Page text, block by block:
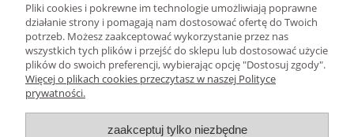
« 1 2 3 4 5 ... 9 »
Pomoc
Moje konto
Pliki cookies i pokrewne im technologie umożliwiają poprawne
działanie strony i pomagają nam dostosować ofertę do Twoich
potrzeb. Możesz zaakceptować wykorzystanie przez nas
wszystkich tych plików i przejść do sklepu lub dostosować użycie
plików do swoich preferencji, wybierając opcję "Dostosuj zgody".
Więcej o plikach cookies przeczytasz w naszej Polityce
prywatności.
zaakceptuj tylko niezbędne